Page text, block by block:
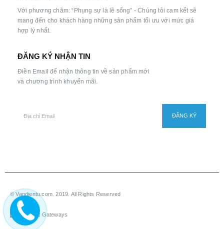
Với phương chăm: “Phụng sự là lẽ sống” - Chúng tôi cam kết sẽ
mang đến cho khách hàng những sản phẩm tối ưu với mức giá
hợp lý nhất.
ĐĂNG KÝ NHẬN TIN
Điền Email để nhận thông tin về sản phẩm mới
và chương trình khuyến mãi.
© Vandientu.com. 2019. All Rights Reserved